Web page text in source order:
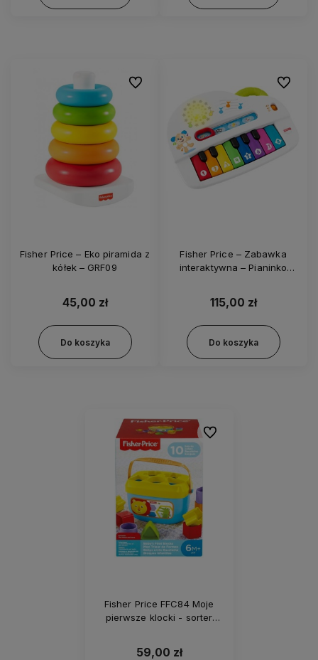
Fisher Price – Eko piramida z
kółek – GRF09
45,00 zł
Do koszyka
Do ulubionych
Fisher Price – Zabawka
interaktywna – Pianinko
115,00 zł
Do koszyka
Do
Fisher Price FFC84 Moje
pierwsze klocki - sorter
59,00 zł
Do ulubionych